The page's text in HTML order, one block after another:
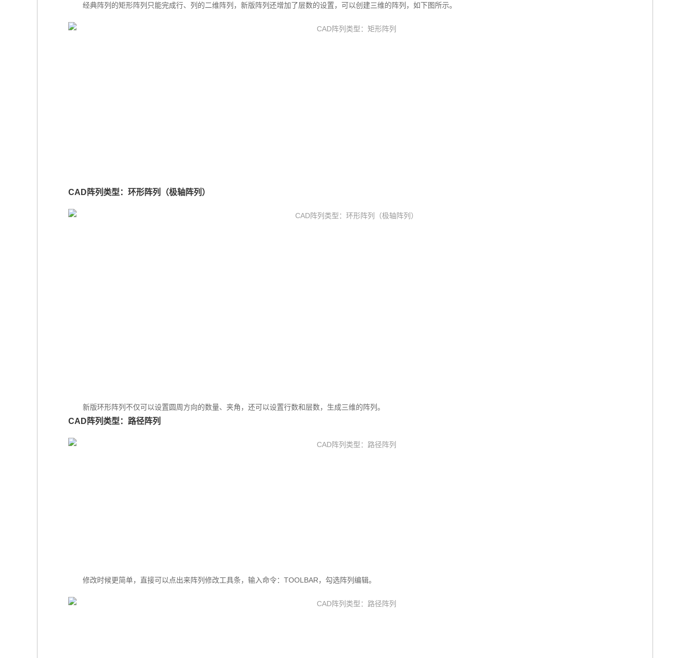
经典阵列的矩形阵列只能完成行、列的二维阵列，新版阵列还增加了层数的设置，可以创建三维的阵列，如下图所示。
CAD阵列类型：环形阵列（极轴阵列）
新版环形阵列不仅可以设置圆周方向的数量、夹角，还可以设置行数和层数，生成三维的阵列。
CAD阵列类型：路径阵列
修改时候更简单，直接可以点出来阵列修改工具条，输入命令：TOOLBAR，勾选阵列编辑。